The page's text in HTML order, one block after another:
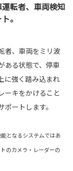
転者、車両検知
。
者、車両をミリ波
ある状態で、停車
に強く踏み込まれ
ーキをかけること
ートします。
となるシステムではあ
カメラ・レーダーの